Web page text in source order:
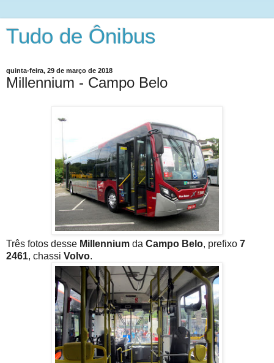
Tudo de Ônibus
quinta-feira, 29 de março de 2018
Millennium - Campo Belo
Três fotos desse Millennium da Campo Belo, prefixo 7
2461, chassi Volvo.